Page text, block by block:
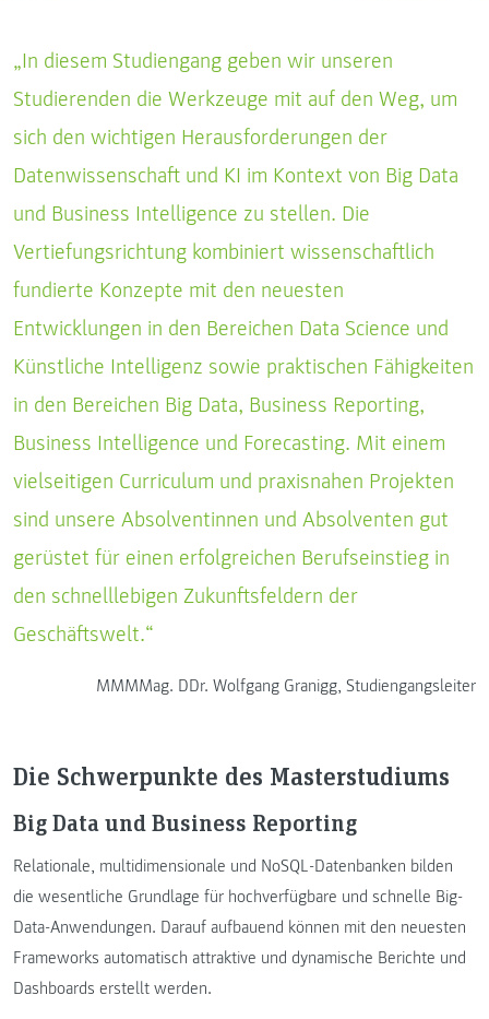
„In diesem Studiengang geben wir unseren
Studierenden die Werkzeuge mit auf den Weg, um
sich den wichtigen Herausforderungen der
Datenwissenschaft und KI im Kontext von Big Data
und Business Intelligence zu stellen. Die
Vertiefungsrichtung kombiniert wissenschaftlich
fundierte Konzepte mit den neuesten
Entwicklungen in den Bereichen Data Science und
Künstliche Intelligenz sowie praktischen Fähigkeiten
in den Bereichen Big Data, Business Reporting,
Business Intelligence und Forecasting. Mit einem
vielseitigen Curriculum und praxisnahen Projekten
sind unsere Absolventinnen und Absolventen gut
gerüstet für einen erfolgreichen Berufseinstieg in
den schnelllebigen Zukunftsfeldern der
Geschäftswelt.“
MMMMag. DDr. Wolfgang Granigg, Studiengangsleiter
Die Schwerpunkte des Masterstudiums
Big Data und Business Reporting
Relationale, multidimensionale und NoSQL-Datenbanken bilden
die wesentliche Grundlage für hochverfügbare und schnelle Big-
Data-Anwendungen. Darauf aufbauend können mit den neuesten
Frameworks automatisch attraktive und dynamische Berichte und
Dashboards erstellt werden.